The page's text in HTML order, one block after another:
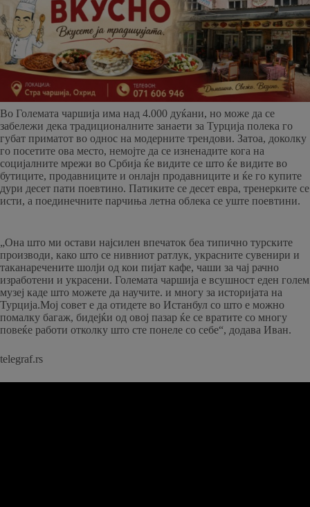
Во Големата чаршија има над 4.000 дуќани, но може да се
забележи дека традиционалните занаети за Турција полека го
губат приматот во однос на модерните трендови. Затоа, доколку
го посетите ова место, немојте да се изненадите кога на
социјалните мрежи во Србија ќе видите се што ќе видите во
бутиците, продавниците и онлајн продавниците и ќе го купите
дури десет пати поевтино. Патиките се десет евра, тренерките се
исти, а поединечните парчиња летна облека се уште поевтини.
„Она што ми остави најсилен впечаток беа типично турските
производи, како што се нивниот ратлук, украсните сувенири и
таканаречените шолји од кои пијат кафе, чаши за чај рачно
изработени и украсени. Големата чаршија е всушност еден голем
музеј каде што можете да научите. и многу за историјата на
Турција.Мој совет е да отидете во Истанбул со што е можно
помалку багаж, бидејќи од овој пазар ќе се вратите со многу
повеќе работи отколку што сте понеле со себе“, додава Иван.
telegraf.rs